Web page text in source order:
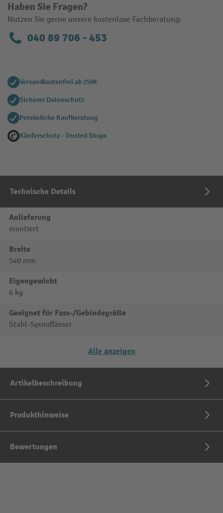
Haben Sie Fragen?
Nutzen Sie gerne unsere kostenlose Fachberatung:
040 89 706 - 453
Versandkostenfrei ab 250€
Sicherer Datenschutz
Persönliche Kaufberatung
Käuferschutz - Trusted Shops
Technische Details
Anlieferung
montiert
Breite
540 mm
Eigengewicht
6 kg
Geeignet für Fass-/Gebindegröße
Stahl-Spundfässer
Alle anzeigen
Artikelbeschreibung
Produkthinweise
Bewertungen